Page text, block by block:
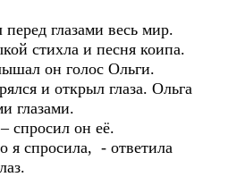
глазами весь мир.
стихла и песня коипа.
он голос Ольги.
и открыл глаза. Ольга
глазами.
спросил он её.
я спросила, - ответила